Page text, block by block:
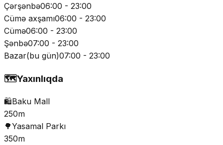
Çərşənbə06:00 - 23:00
Cümə axşamı06:00 - 23:00
Cümə06:00 - 23:00
Şənbə07:00 - 23:00
Bazar(bu gün)07:00 - 23:00
🗺️Yaxınlıqda
🛍️Baku Mall
250m
🌳Yasamal Parkı
350m